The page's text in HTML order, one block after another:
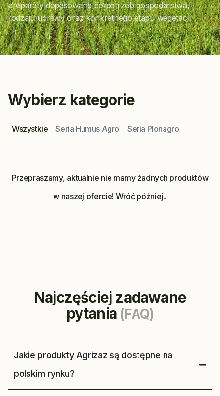
preparaty dopasowane do potrzeb gospodarstwa,
rodzaju uprawy oraz konkretnego etapu wegetacji.
Wybierz kategorie
Seria Humus Agro Seria Plonagro
Wszystkie
Przepraszamy, aktualnie nie mamy żadnych produktów
w naszej ofercie! Wróć później..
Najczęściej zadawane
pytania (FAQ)
Jakie produkty Agrizaz są dostępne na
polskim rynku?